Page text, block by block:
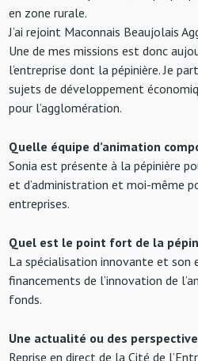
en zone rurale.
J’ai rejoint Maconnais Beaujolais
Une de mes missions est donc
l’entreprise dont la pépinière. Je
sujets de développement
pour l’agglomération.
Quelle équipe d’animation
Sonia est présente à la pépinière
et d’administration et moi-même
entreprises.
Quel est le point fort de la
La spécialisation innovante et son
financements de l’innovation de
fonds.
Une actualité ou des
Reprise en direct de la Cité de